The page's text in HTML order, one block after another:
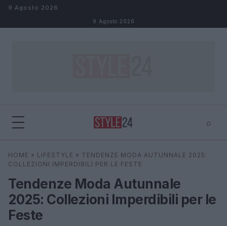
Salta al contenuto
9 Agosto 2026
9 Agosto 2026
⌕
Cerca ⌕
HOME » LIFESTYLE » TENDENZE MODA AUTUNNALE 2025:
COLLEZIONI IMPERDIBILI PER LE FESTE
Tendenze Moda Autunnale
2025: Collezioni Imperdibili per le
Feste